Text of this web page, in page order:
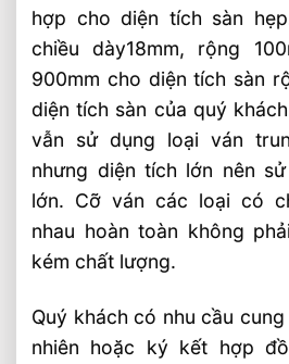
hợp cho diện tích sàn
chiều dày18mm, rộng
900mm cho diện tích sàn
diện tích sàn của quý
vẫn sử dụng loại ván
nhưng diện tích lớn nên
lớn. Cỡ ván các loại có
nhau hoàn toàn không
kém chất lượng.
Quý khách có nhu cầu
nhiên hoặc ký kết hợp